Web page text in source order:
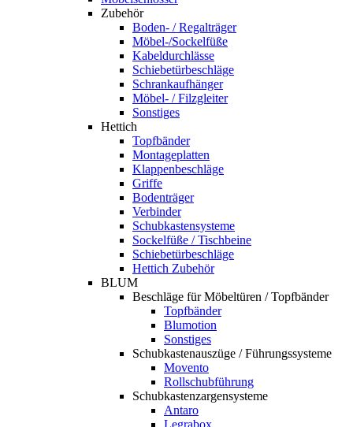
Zubehör
Boden- / Regalträger
Möbel-/Sockelfüße
Kabeldurchlässe
Schiebetürbeschläge
Schrankaufhänger
Möbel- / Filzgleiter
Sonstiges
Hettich
Topfbänder
Montageplatten
Klappenbeschläge
Griffe
Bodenträger
Verbinder
Schubkastensysteme
Sockelfüße / Tischbeine
Schiebetürbeschläge
Hettich Zubehör
BLUM
Beschläge für Möbeltüren / Topfbänder
Topfbänder
Blumotion
Sonstiges
Schubkastenauszüge / Führungssysteme
Movento
Rollschubführung
Schubkastenzargensysteme
Antaro